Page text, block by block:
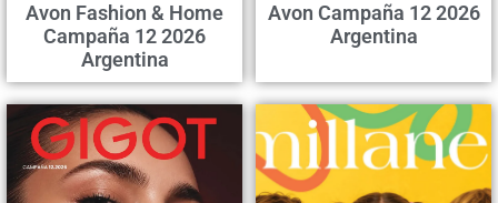
Avon Fashion & Home
Campaña 12 2026
Argentina
Avon Campaña 12 2026
Argentina